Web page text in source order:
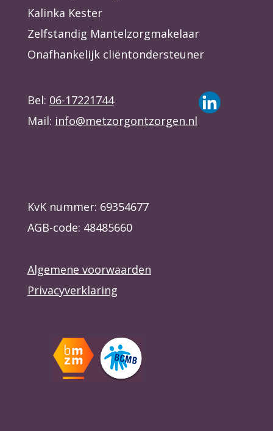
Kalinka Kester
Zelfstandig Mantelzorgmakelaar
Onafhankelijk cliëntondersteuner
Bel: 06-17221744
Mail: info@metzorgontzorgen.nl
KvK nummer: 69354677
AGB-code: 48485660
Algemene voorwaarden
Privacyverklaring